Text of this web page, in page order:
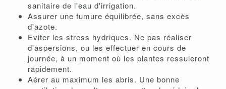
sanitaire de l'eau d'irrigation.
Assurer une fumure équilibrée, sans excès
d'azote.
Eviter les stress hydriques. Ne pas réaliser
d'aspersions, ou les effectuer en cours de
journée, à un moment où les plantes ressuieront
rapidement.
Aérer au maximum les abris. Une bonne